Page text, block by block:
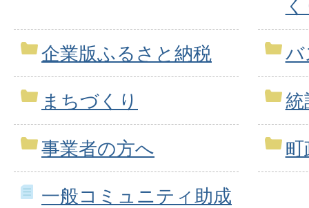
企業版ふるさと納税 バ
まちづくり 統
事業者の方へ 町
一般コミュニティ助成